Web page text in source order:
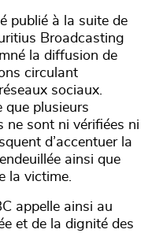
publié à la suite de
Broadcasting
la diffusion de
circulant
sociaux.
que plusieurs
ne sont ni vérifiées ni
d’accentuer la
ainsi que
la victime.
appelle ainsi au
et de la dignité des